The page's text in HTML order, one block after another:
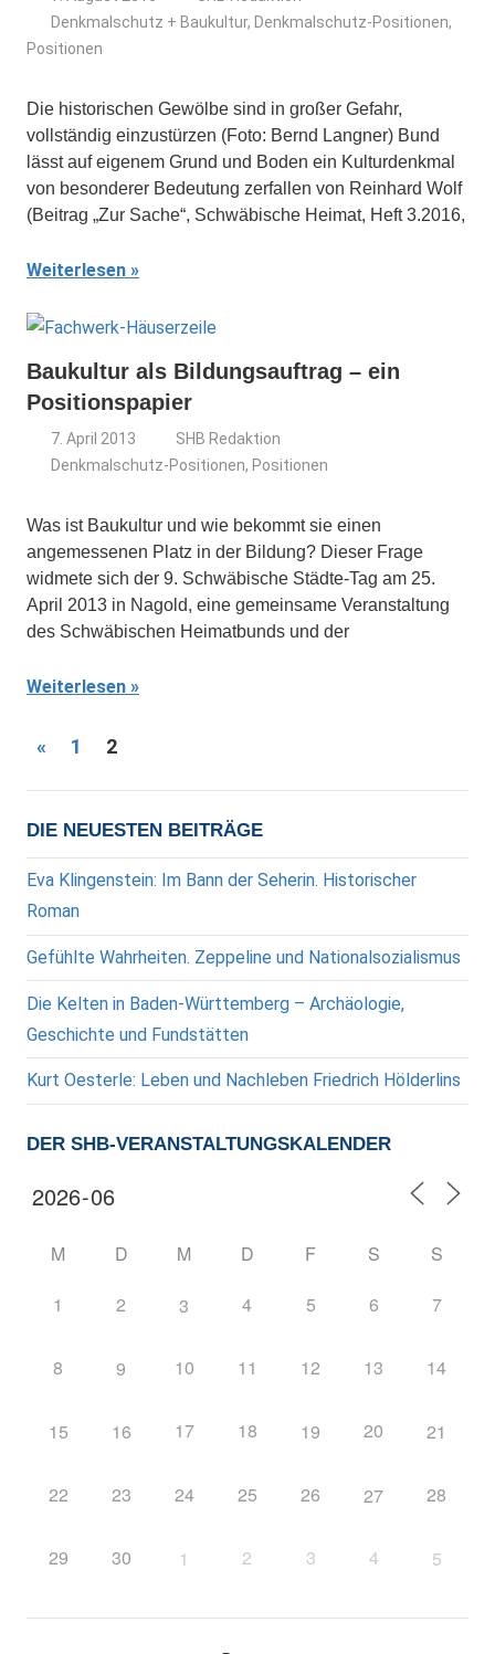
Denkmalschutz + Baukultur, Denkmalschutz-Positionen,
Positionen
Die historischen Gewölbe sind in großer Gefahr,
vollständig einzustürzen (Foto: Bernd Langner) Bund
lässt auf eigenem Grund und Boden ein Kulturdenkmal
von besonderer Bedeutung zerfallen von Reinhard Wolf
(Beitrag „Zur Sache“, Schwäbische Heimat, Heft 3.2016,
Weiterlesen
Baukultur als Bildungsauftrag – ein
Positionspapier
7. April 2013
SHB Redaktion
Denkmalschutz-Positionen, Positionen
Was ist Baukultur und wie bekommt sie einen
angemessenen Platz in der Bildung? Dieser Frage
widmete sich der 9. Schwäbische Städte-Tag am 25.
April 2013 in Nagold, eine gemeinsame Veranstaltung
des Schwäbischen Heimatbunds und der
Weiterlesen
Seitennummerierung
der
Beiträge
« Vorherige
1 2
DIE NEUESTEN BEITRÄGE
Eva Klingenstein: Im Bann der Seherin. Historischer
Roman
Gefühlte Wahrheiten. Zeppeline und Nationalsozialismus
Die Kelten in Baden-Württemberg – Archäologie,
Geschichte und Fundstätten
Kurt Oesterle: Leben und Nachleben Friedrich Hölderlins
DER SHB-VERANSTALTUNGSKALENDER
M D M D F S S
1 2 3 4 5 6 7
8 9 10 11 12 13 14
15 16 17 18 19 20 21
22 23 24 25 26 27 28
29 30 1 2 3 4 5